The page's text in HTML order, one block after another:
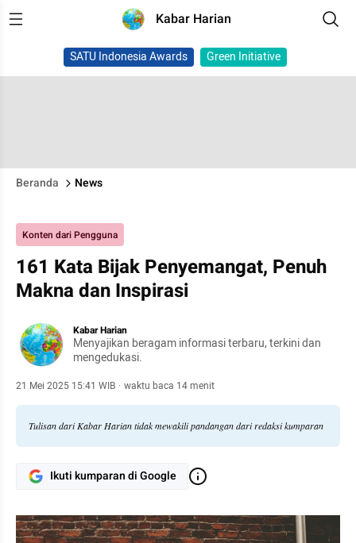
Kabar Harian
SATU Indonesia Awards Green Initiative
Beranda News
Konten dari Pengguna
161 Kata Bijak Penyemangat, Penuh
Makna dan Inspirasi
Kabar Harian
Menyajikan beragam informasi terbaru, terkini dan
mengedukasi.
21 Mei 2025 15:41 WIB · waktu baca 14 menit
Tulisan dari Kabar Harian tidak mewakili pandangan dari redaksi kumparan
Ikuti kumparan di Google